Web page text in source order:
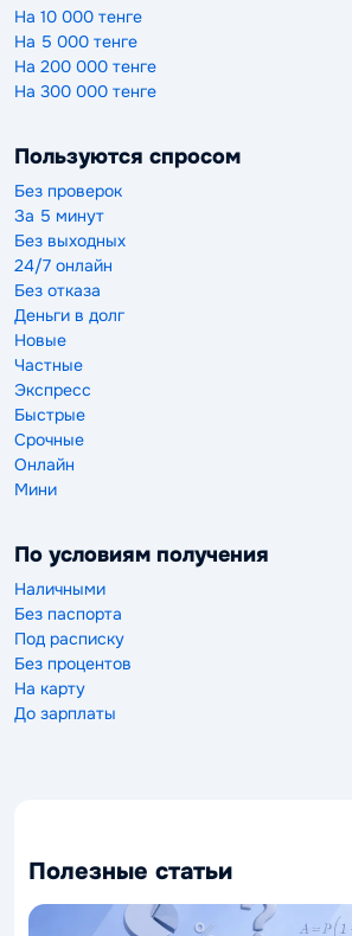
На 10 000 тенге
На 5 000 тенге
На 200 000 тенге
На 300 000 тенге
Пользуются спросом
Без проверок
За 5 минут
Без выходных
24/7 онлайн
Без отказа
Деньги в долг
Новые
Частные
Экспресс
Быстрые
Срочные
Онлайн
Мини
По условиям получения
Наличными
Без паспорта
Под расписку
Без процентов
На карту
До зарплаты
Полезные статьи